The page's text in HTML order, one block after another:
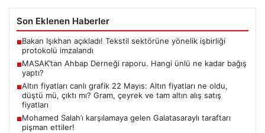
Son Eklenen Haberler
■Bakan Işıkhan açıkladı! Tekstil sektörüne yönelik işbirliği
protokolü imzalandı
■MASAK’tan Ahbap Derneği raporu. Hangi ünlü ne kadar bağış
yaptı?
■Altın fiyatları canlı grafik 22 Mayıs: Altın fiyatları ne oldu,
düştü mü, çıktı mı? Gram, çeyrek ve tam altın alış satış
fiyatları
■Mohamed Salah’ı karşılamaya gelen Galatasaraylı taraftarı
pişman ettiler!